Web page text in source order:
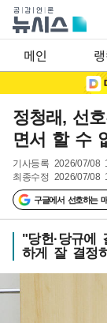
메인
정청래, 선
면서 할 수
기사등록 2026/07/08
최종수정 2026/07/08
구글에서 선호하는
"당헌·당규에
하게 잘 결정